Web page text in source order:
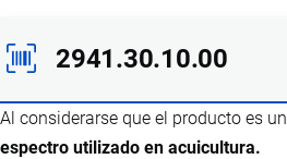
2941.30.10.00
Al considerarse que el producto es un
espectro utilizado en acuicultura.